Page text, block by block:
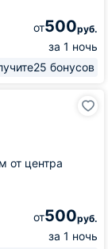
от500руб.
за 1 ночь
25 бонусов
от центра
от500руб.
за 1 ночь